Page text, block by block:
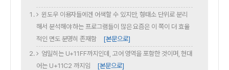
윈도우 이용자들에겐 어색할 수 있지만, 형태소 단위로 분리
해서 분석해야 하는 프로그램들이 많은 요즘은 이 쪽이 더 효율
적인 면도 분명히 존재함
[본문으로]
엄밀히는 U+11FF까지인데, 고어 영역을 포함한 것이며, 현대
어는 U+11C2 까지임
[본문으로]